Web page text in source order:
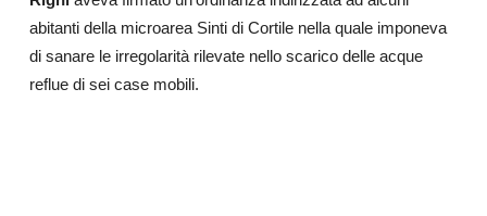
abitanti della microareaSinti di Cortile nella quale imponeva
di sanare le irregolarità rilevate nello scarico delle acque
reflue di sei case mobili.